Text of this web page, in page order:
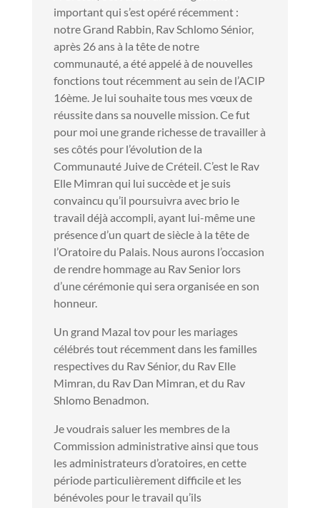
important qui s’est opéré récemment :
notre Grand Rabbin, Rav Schlomo Sénior,
après 26 ans à la tête de notre
communauté, a été appelé à de nouvelles
fonctions tout récemment au sein de l’ACIP
16ème. Je lui souhaite tous mes vœux de
réussite dans sa nouvelle mission. Ce fut
pour moi une grande richesse de travailler à
ses côtés pour l’évolution de la
Communauté Juive de Créteil. C’est le Rav
Elle Mimran qui lui succède et je suis
convaincu qu’il poursuivra avec brio le
travail déjà accompli, ayant lui-même une
présence d’un quart de siècle à la tête de
l’Oratoire du Palais. Nous aurons l’occasion
de rendre hommage au Rav Senior lors
d’une cérémonie qui sera organisée en son
honneur.
Un grand Mazal tov pour les mariages
célébrés tout récemment dans les familles
respectives du Rav Sénior, du Rav Elle
Mimran, du Rav Dan Mimran, et du Rav
Shlomo Benadmon.
Je voudrais saluer les membres de la
Commission administrative ainsi que tous
les administrateurs d’oratoires, en cette
période particulièrement difficile et les
bénévoles pour le travail qu’ils